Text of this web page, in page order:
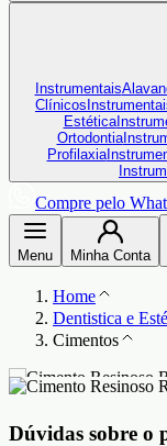
Instrumentais
Clínicos
Estética
Ortodontia
Profilaxia
Compre pelo
Menu Minha Conta
Home
Dentistica e
Cimentos
Dúvidas sobre o